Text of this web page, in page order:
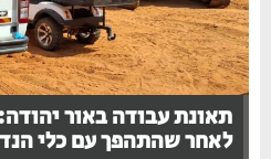
תאונת עבודה באור
לאחר שהתהפך עם כלי